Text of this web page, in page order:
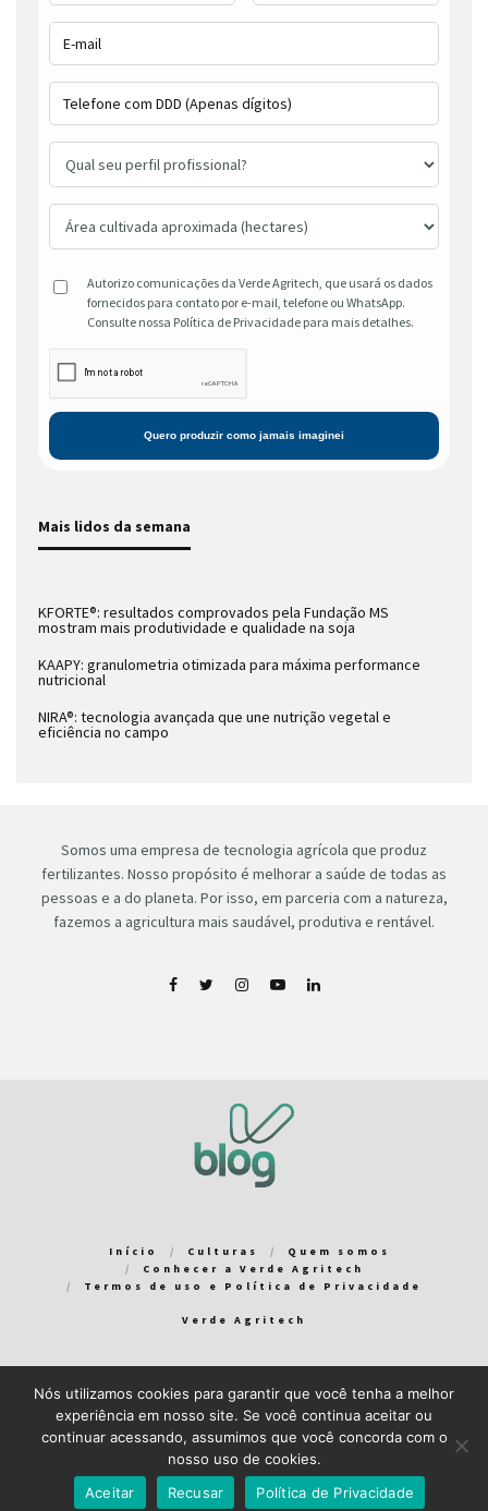
Autorizo comunicações da Verde Agritech, que usará os dados
fornecidos para contato por e-mail, telefone ou WhatsApp.
Consulte nossa Política de Privacidade para mais detalhes.
Mais lidos da semana
KFORTE®: resultados comprovados pela Fundação MS
mostram mais produtividade e qualidade na soja
KAAPY: granulometria otimizada para máxima performance
nutricional
NIRA®: tecnologia avançada que une nutrição vegetal e
eficiência no campo
Somos uma empresa de tecnologia agrícola que produz
fertilizantes. Nosso propósito é melhorar a saúde de todas as
pessoas e a do planeta. Por isso, em parceria com a natureza,
fazemos a agricultura mais saudável, produtiva e rentável.
Início Culturas
Quem somos
Conhecer a Verde Agritech
Termos de uso e Política de Privacidade
Verde Agritech
Bem-vindo ao Verde Blog! Para que a sua experiência em nosso
blog seja a melhor possível, utilizamos cookies. Você pode
aceitar ou gerenciar seus cookiesaqui.
Recuso Close GDPR Cookie Banner
Nós utilizamos cookies para garantir que você tenha a melhor
experiência em nosso site. Se você continua aceitar ou
continuar acessando, assumimos que você concorda com o
nosso uso de cookies.
Aceitar
Recusar Política de Privacidade